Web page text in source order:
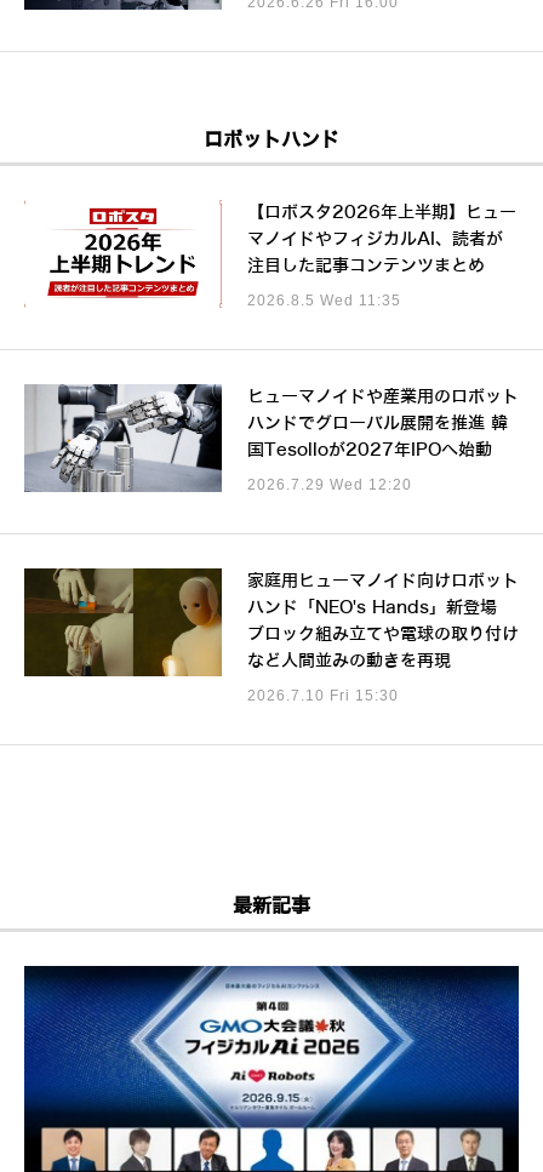
ロボットハンド
【ロボスタ2026年上半期】ヒュー
マノイドやフィジカルAI、読者が
注目した記事コンテンツまとめ
2026.8.5 Wed 11:35
ヒューマノイドや産業用のロボット
ハンドでグローバル展開を推進 韓
国Tesolloが2027年IPOへ始動
2026.7.29 Wed 12:20
家庭用ヒューマノイド向けロボット
ハンド「NEO's Hands」新登場
ブロック組み立てや電球の取り付け
など人間並みの動きを再現
2026.7.10 Fri 15:30
最新記事